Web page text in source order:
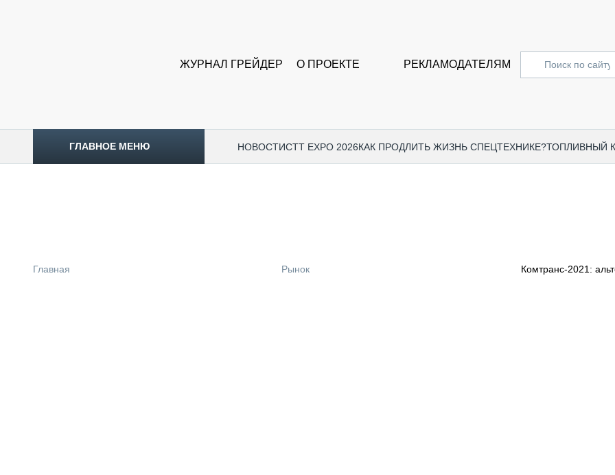
ЖУРНАЛ ГРЕЙДЕР О ПРОЕКТЕ РЕКЛАМОДАТЕЛЯМ
ГЛАВНОЕ МЕНЮ НОВОСТИCTT EXPO 2026КАК ПРОДЛИТЬ ЖИЗНЬ СПЕЦТЕХНИКЕ?ТОПЛИВНЫЙ
Главная Рынок Комтранс-2021: